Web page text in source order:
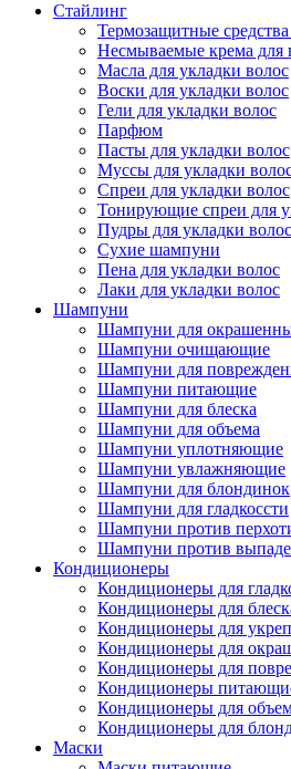
Стайлинг
Термозащитные
Несмываемые крема для
Масла для укладки волос
Воски для укладки волос
Гели для укладки волос
Парфюм
Пасты для укладки волос
Муссы для укладки
Спреи для укладки волос
Тонирующие спреи для
Пудры для укладки волос
Сухие шампуни
Пена для укладки волос
Лаки для укладки волос
Шампуни
Шампуни для
Шампуни очищающие
Шампуни для
Шампуни питающие
Шампуни для блеска
Шампуни для объема
Шампуни уплотняющие
Шампуни увлажняющие
Шампуни для блондинок
Шампуни для гладкоссти
Шампуни против
Шампуни против
Кондиционеры
Кондиционеры для
Кондиционеры для
Кондиционеры для
Кондиционеры для
Кондиционеры для
Кондиционеры
Кондиционеры для
Кондиционеры для
Маски